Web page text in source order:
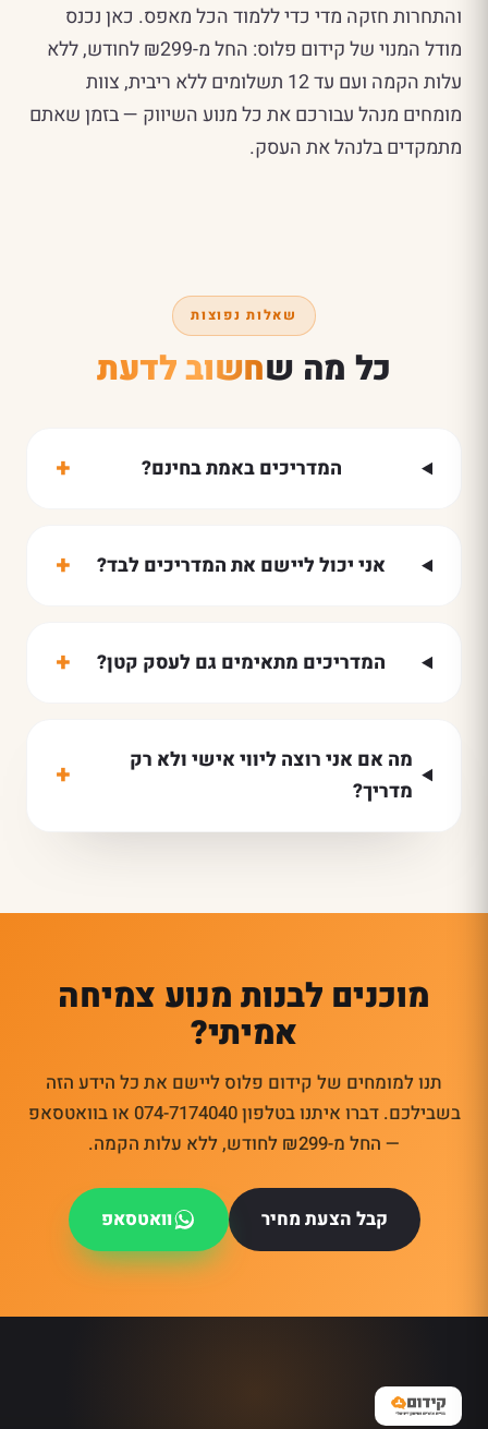
והתחרות חזקה מדי כדי ללמוד הכל מאפס. כאן נכנס
מודל המנוי של קידום פלוס: החל מ-₪299 לחודש, ללא
עלות הקמה ועם עד 12 תשלומים ללא ריבית, צוות
מומחים מנהל עבורכם את כל מנוע השיווק — בזמן שאתם
מתמקדים בלנהל את העסק.
שאלות נפוצות
כל מה שחשוב לדעת
המדריכים באמת בחינם? +
אני יכול ליישם את המדריכים לבד? +
המדריכים מתאימים גם לעסק קטן? +
מה אם אני רוצה ליווי אישי ולא רק
מדריך?
+
מוכנים לבנות מנוע צמיחה
אמיתי?
תנו למומחים של קידום פלוס ליישם את כל הידע הזה
בשבילכם. דברו איתנו בטלפון 074-7174040 או בוואטסאפ
— החל מ-₪299 לחודש, ללא עלות הקמה.
קבל הצעת מחיר וואטסאפ